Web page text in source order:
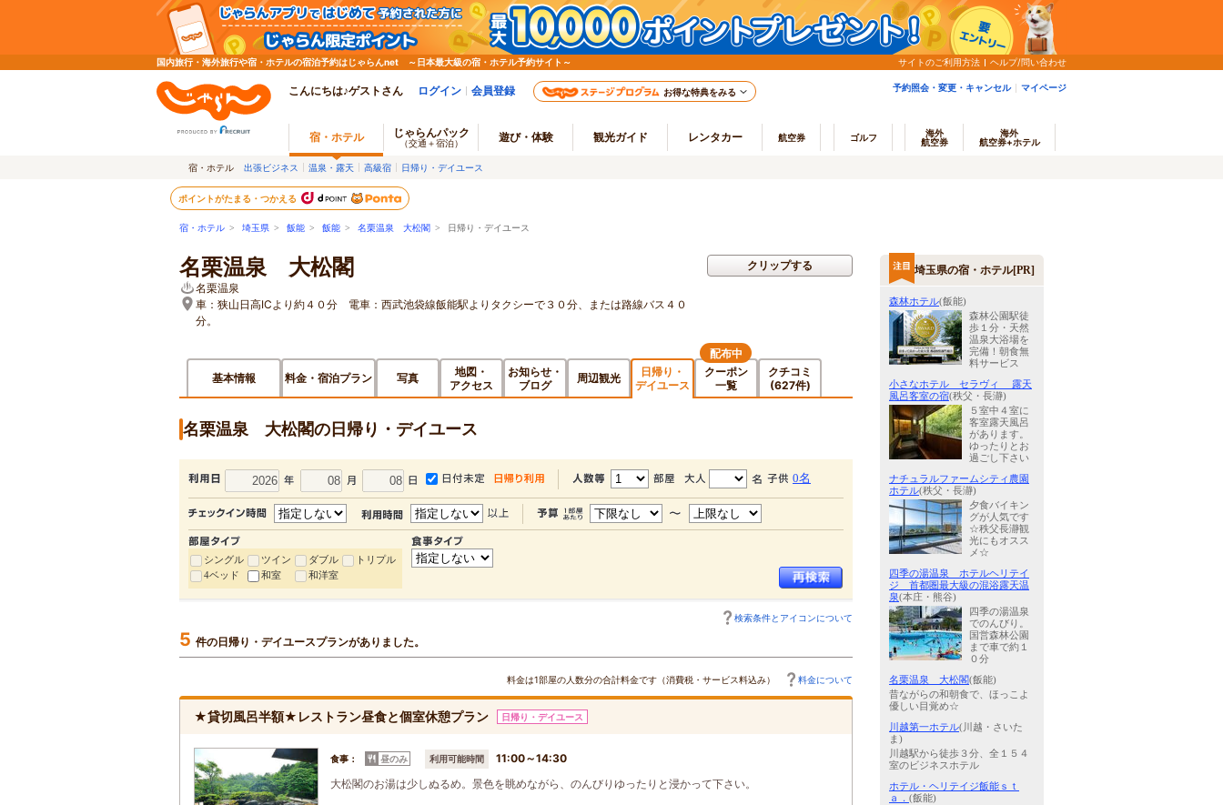
国内旅行・海外旅行や宿・ホテルの宿泊予約はじゃらんnet ～日本最大級の宿・ホテル予約サイト～ サイトのご利用方法 ヘルプ/問い合わせ
こんにちは♪ゲストさん ログイン 会員登録 お得な特典をみる 予約照会・変更・キャンセル マイページ
宿・ホテル じゃらんパック
（交通＋宿泊） 遊び・体験 観光ガイド レンタカー 航空券 ゴルフ
海外
航空券
海外
航空券+ホテル
宿・ホテル 出張ビジネス 温泉・露天 高級宿 日帰り・デイユース
ポイントがたまる・つかえる
宿・ホテル > 埼玉県 > 飯能 > 飯能 > 名栗温泉 大松閣 > 日帰り・デイユース
名栗温泉 大松閣
名栗温泉
車：狭山日高ICより約４０分 電車：西武池袋線飯能駅よりタクシーで３０分、または路線バス４０
分。
クリップする
基本情報 料金・宿泊プラン 写真
地図・
アクセス
お知らせ・
ブログ
周辺観光
日帰り・
デイユース
クーポン
一覧
配布中
クチコミ
(627件)
名栗温泉 大松閣の日帰り・デイユース
0名
シングル ツイン ダブル
トリプル
4ベッド
和室 和洋室
検索条件とアイコンについて
5 件の日帰り・デイユースプランがありました。
料金は1部屋の人数分の合計料金です（消費税・サービス料込み） 料金について
★貸切風呂半額★レストラン昼食と個室休憩プラン 日帰り・デイユース
食事： 昼のみ 利用可能時間
11:00～14:30
大松閣のお湯は少しぬるめ。景色を眺めながら、のんびりゆったりと浸かって下さい。
埼玉県の宿・ホテル[PR]
森林ホテル(飯能)
森林公園駅徒
歩１分・天然
温泉大浴場を
完備！朝食無
料サービス
小さなホテル セラヴィ 露天
風呂客室の宿(秩父・長瀞)
５室中４室に
客室露天風呂
があります。
ゆったりとお
過ごし下さい
ナチュラルファームシティ農園
ホテル(秩父・長瀞)
夕食バイキン
グが人気です
☆秩父長瀞観
光にもオスス
メ☆
四季の湯温泉 ホテルヘリテイ
ジ 首都圏最大級の混浴露天温
泉(本庄・熊谷)
四季の湯温泉
でのんびり。
国営森林公園
まで車で約１
０分
名栗温泉 大松閣(飯能)
昔ながらの和朝食で、ほっこよ
優しい目覚め☆
川越第一ホテル(川越・さいた
ま)
川越駅から徒歩３分、全１５４
室のビジネスホテル
ホテル・ヘリテイジ飯能ｓｔ
ａ． (飯能)